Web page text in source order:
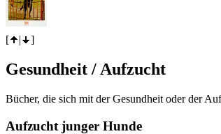
[ | ]
Gesundheit / Aufzucht
Bücher, die sich mit der Gesundheit oder der
Aufzucht junger Hunde